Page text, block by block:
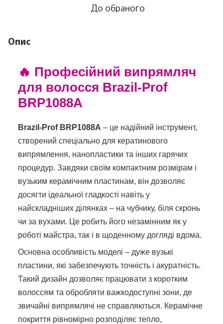
До обраного
Опис
🔥 Професійний випрямляч
для волосся Brazil-Prof
BRP1088A
Brazil-Prof BRP1088A – це надійний інструмент,
створений спеціально для кератинового
випрямлення, нанопластики та інших гарячих
процедур. Завдяки своїм компактним розмірам і
вузьким керамічним пластинам, він дозволяє
досягти ідеальної гладкості навіть у
найскладніших ділянках – на чубчику, біля скронь
чи за вухами. Це робить його незамінним як у
роботі майстра, так і в щоденному догляді вдома.
Основна особливість моделі – дуже вузькі
пластини, які забезпечують точність і акуратність.
Такий дизайн дозволяє працювати з коротким
волоссям та обробляти важкодоступні зони, де
звичайні випрямлячі не справляються. Керамічне
покриття рівномірно розподіляє тепло,